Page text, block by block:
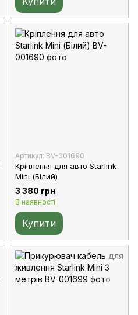
Артикул: BV-001690
Кріплення для авто Starlink
Mini (Білий)
3 380 грн
В наявності
Купити